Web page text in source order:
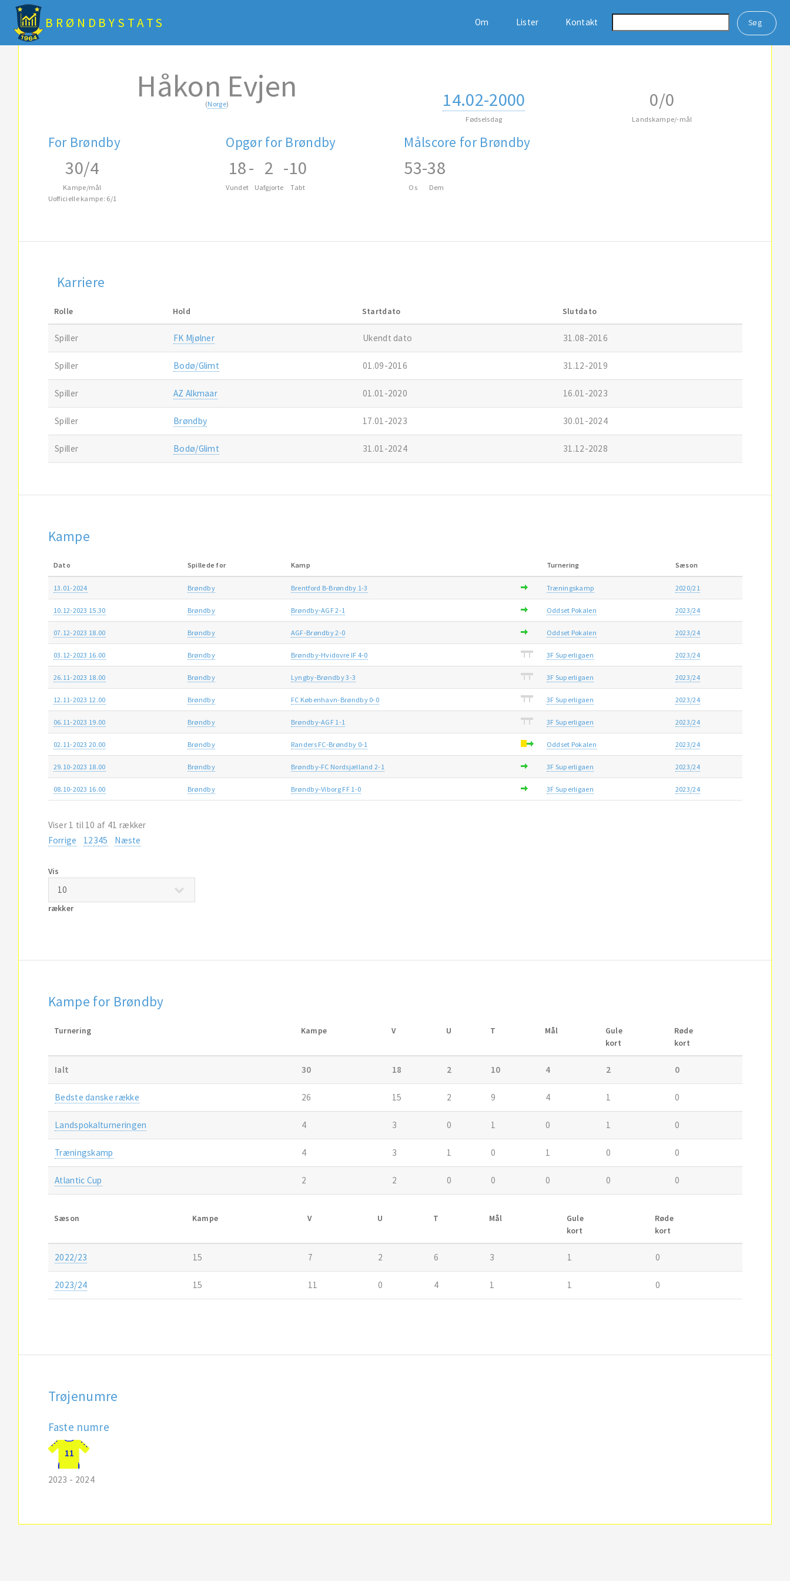
BRØNDBYSTATS Om Lister Kontakt
Håkon Evjen
(Norge) 14.02-2000
Fødselsdag
0/0
Landskampe/-mål
For Brøndby
30/4
Kampe/mål
Uofficielle kampe: 6/1
Opgør for Brøndby
18
Vundet
- 2
Uafgjorte
-10
Tabt
Målscore for Brøndby
53
Os
-38
Dem
Karriere
Rolle Hold Startdato Slutdato
Spiller FK Mjølner Ukendt dato 31.08-2016
Spiller Bodø/Glimt 01.09-2016 31.12-2019
Spiller AZ Alkmaar 01.01-2020 16.01-2023
Spiller Brøndby 17.01-2023 30.01-2024
Spiller Bodø/Glimt 31.01-2024 31.12-2028
Kampe
Dato Spillede for Kamp Turnering Sæson
13.01-2024 Brøndby Brentford B-Brøndby 1-3 Træningskamp 2020/21
10.12-2023 15.30 Brøndby Brøndby-AGF 2-1 Oddset Pokalen 2023/24
07.12-2023 18.00 Brøndby AGF-Brøndby 2-0 Oddset Pokalen 2023/24
03.12-2023 16.00 Brøndby Brøndby-Hvidovre IF 4-0 3F Superligaen 2023/24
26.11-2023 18.00 Brøndby Lyngby-Brøndby 3-3 3F Superligaen 2023/24
12.11-2023 12.00 Brøndby FC København-Brøndby 0-0 3F Superligaen 2023/24
06.11-2023 19.00 Brøndby Brøndby-AGF 1-1 3F Superligaen 2023/24
02.11-2023 20.00 Brøndby Randers FC-Brøndby 0-1 Oddset Pokalen 2023/24
29.10-2023 18.00 Brøndby Brøndby-FC Nordsjælland 2-1 3F Superligaen 2023/24
08.10-2023 16.00 Brøndby Brøndby-Viborg FF 1-0 3F Superligaen 2023/24
Viser 1 til 10 af 41 rækker
Forrige
1 2345 Næste
Vis
rækker
Kampe for Brøndby
Turnering Kampe V U T Mål
Gule
kort
Røde
kort
Ialt 30 18 2 10 4 2 0
Bedste danske række 26 15 2 9 4 1 0
Landspokalturneringen 4 3 0 1 0 1 0
Træningskamp 4 3 1 0 1 0 0
Atlantic Cup 2 2 0 0 0 0 0
Sæson Kampe V U T Mål
Gule
kort
Røde
kort
2022/23 15 7 2 6 3 1 0
2023/24 15 11 0 4 1 1 0
Trøjenumre
Faste numre
11
2023 - 2024